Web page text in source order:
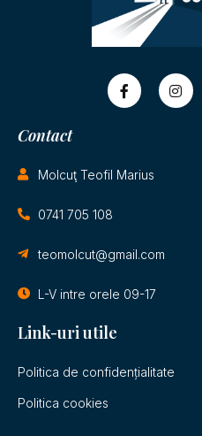
Contact
Molcuţ Teofil Marius
0741 705 108
teomolcut@gmail.com
L-V intre orele 09-17
Link-uri utile
Politica de confidențialitate
Politica cookies